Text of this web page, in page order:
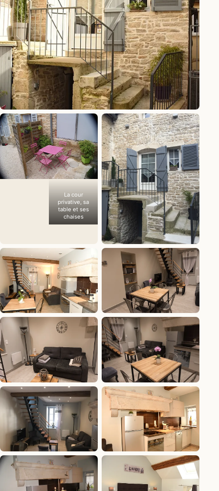
La façade en pierre et son escalier
extérieur
La cour
privative, sa
table et ses
chaises
La maison vue
depuis la place
du Murger
Le séjour, la
Le coin repas
sous les
poutres
Le canapé
convertible et
les fauteuils
Le séjour
ouvert sur la
cuisine
Le séjour vu
depuis la
cuisine
La cuisine sous
la cheminée